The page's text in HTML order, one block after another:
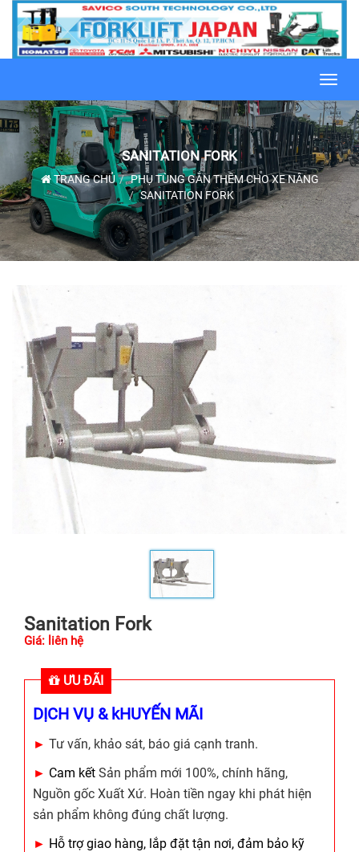
SANITATION FORK
TRANG CHỦ
PHỤ TÙNG GẮN THÊM CHO XE NÂNG
SANITATION FORK
Sanitation Fork
Giá: liên hệ
ƯU ĐÃI
DỊCH VỤ & kHUYẾN MÃI
► Tư vấn, khảo sát, báo giá cạnh tranh.
► Cam kết Sản phẩm mới 100%, chính hãng,
Nguồn gốc Xuất Xứ. Hoàn tiền ngay khi phát hiện
sản phẩm không đúng chất lượng.
► Hỗ trợ giao hàng, lắp đặt tận nơi, đảm bảo kỹ